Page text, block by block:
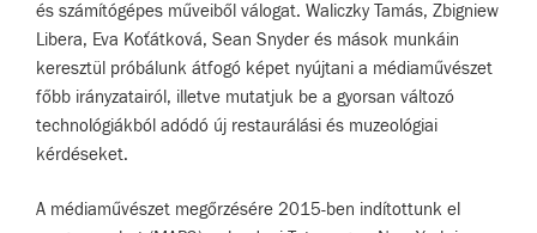
és számítógépes műveiből válogat. Waliczky Tamás, Zbigniew
Libera, Eva Koťátková, Sean Snyder és mások munkáin
keresztül próbálunk átfogó képet nyújtani a médiaművészet
főbb irányzatairól, illetve mutatjuk be a gyorsan változó
technológiákból adódó új restaurálási és muzeológiai
kérdéseket.
A médiaművészet megőrzésére 2015-ben indítottunk el